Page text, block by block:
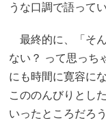
うな口調で語ってい
最終的に、「そ
ない？ って思っち
にも時間に寛容に
こののんびりとし
いったところだろう